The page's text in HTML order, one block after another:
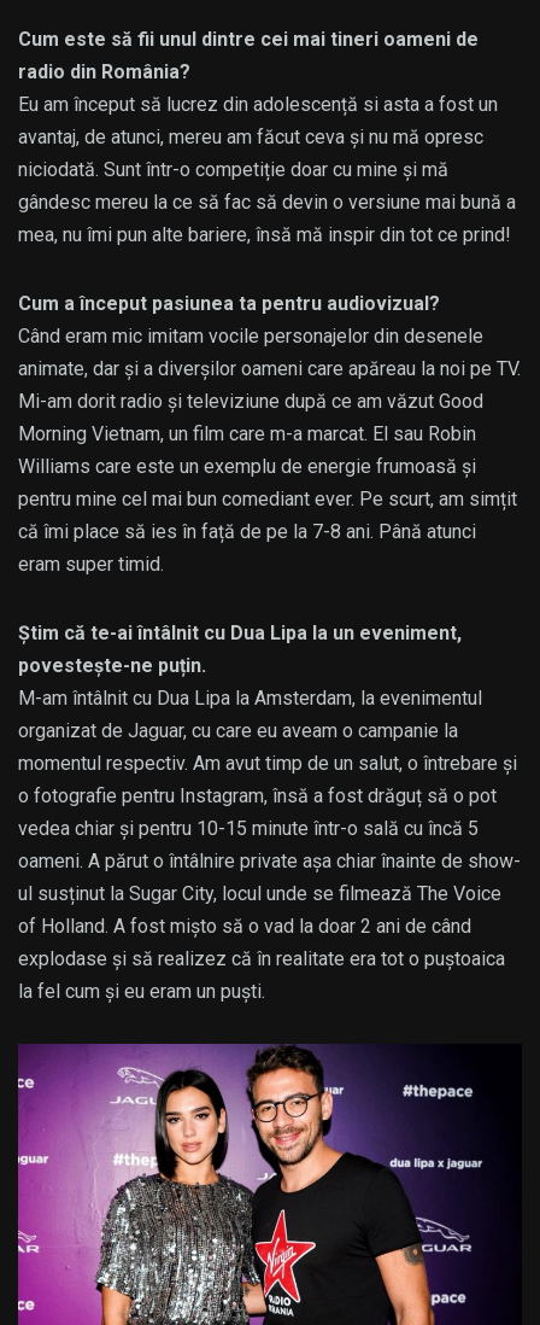
Cum este să fii unul dintre cei mai tineri oameni de
radio din România?
Eu am început să lucrez din adolescență si asta a fost un
avantaj, de atunci, mereu am făcut ceva și nu mă opresc
niciodată. Sunt într-o competiție doar cu mine și mă
gândesc mereu la ce să fac să devin o versiune mai bună a
mea, nu îmi pun alte bariere, însă mă inspir din tot ce prind!
Cum a început pasiunea ta pentru audiovizual?
Când eram mic imitam vocile personajelor din desenele
animate, dar și a diverșilor oameni care apăreau la noi pe TV.
Mi-am dorit radio și televiziune după ce am văzut Good
Morning Vietnam, un film care m-a marcat. El sau Robin
Williams care este un exemplu de energie frumoasă și
pentru mine cel mai bun comediant ever. Pe scurt, am simțit
că îmi place să ies în față de pe la 7-8 ani. Până atunci
eram super timid.
Știm că te-ai întâlnit cu Dua Lipa la un eveniment,
povestește-ne puțin.
M-am întâlnit cu Dua Lipa la Amsterdam, la evenimentul
organizat de Jaguar, cu care eu aveam o campanie la
momentul respectiv. Am avut timp de un salut, o întrebare și
o fotografie pentru Instagram, însă a fost drăguț să o pot
vedea chiar și pentru 10-15 minute într-o sală cu încă 5
oameni. A părut o întâlnire private așa chiar înainte de show-
ul susținut la Sugar City, locul unde se filmează The Voice
of Holland. A fost mișto să o vad la doar 2 ani de când
explodase și să realizez că în realitate era tot o puștoaica
la fel cum și eu eram un puști.